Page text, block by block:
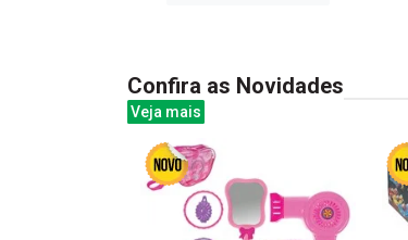
Confira as Novidades
Veja mais